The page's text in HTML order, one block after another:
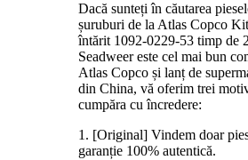
Dacă sunteți în căutarea
șuruburi de la Atlas Copco
întărit 1092-0229-53 timp de
Seadweer este cel mai bun
Atlas Copco și lanț de
din China, vă oferim trei
cumpăra cu încredere:
1. [Original] Vindem doar
garanție 100% autentică.